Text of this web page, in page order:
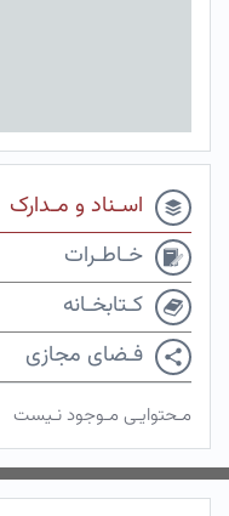
اسـناد و مـدارک
خـاطـرات
کـتابخـانه
فـضای مجازی
مـحتوایـی مـوجود نـیست